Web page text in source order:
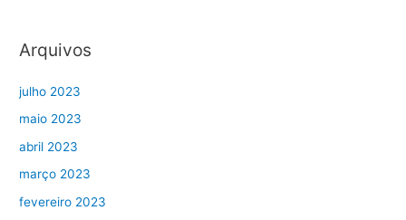
Arquivos
julho 2023
maio 2023
abril 2023
março 2023
fevereiro 2023